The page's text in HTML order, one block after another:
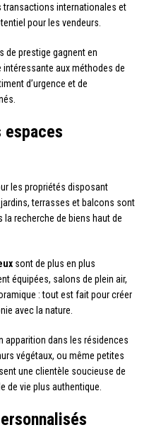
transactions internationales et
pour les vendeurs.
de prestige gagnent en
aux méthodes de
d’urgence et de
espaces
les propriétés disposant
jardins, terrasses et balcons sont
recherche de biens haut de
sont de plus en plus
équipées, salons de plein air,
: tout est fait pour créer
avec la nature.
apparition dans les résidences
végétaux, ou même petites
une clientèle soucieuse de
de vie plus authentique.